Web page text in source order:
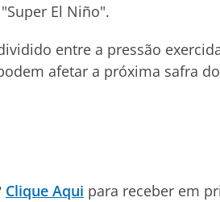
El Niño".
entre a pressão
afetar a próxima safra
Clique Aqui para receber em